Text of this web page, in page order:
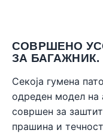
СОВРШЕНО
ЗА БАГАЖНИК.
Секоја гумена
одреден модел на
совршен за
прашина и